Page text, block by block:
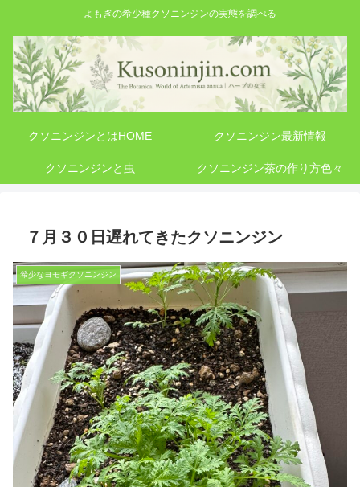
よもぎの希少種クソニンジンの実態を調べる
クソニンジンとはHOME クソニンジン最新情報
クソニンジンと虫 クソニンジン茶の作り方色々
７月３０日遅れてきたクソニンジン
希少なヨモギクソニンジン